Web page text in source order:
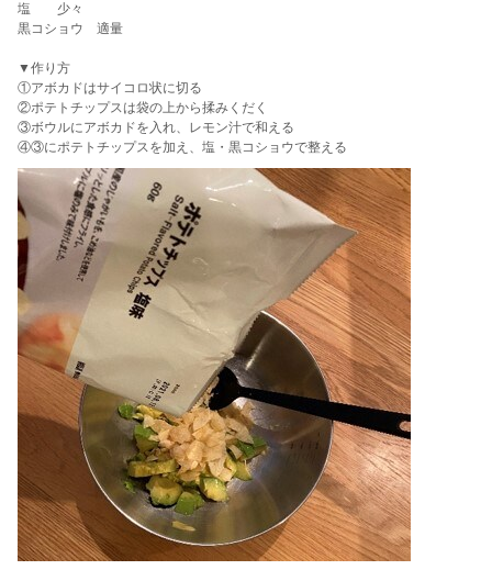
塩 少々
黒コショウ 適量
▼作り方
①アボカドはサイコロ状に切る
②ポテトチップスは袋の上から揉みくだく
③ボウルにアボカドを入れ、レモン汁で和える
④③にポテトチップスを加え、塩・黒コショウで整える